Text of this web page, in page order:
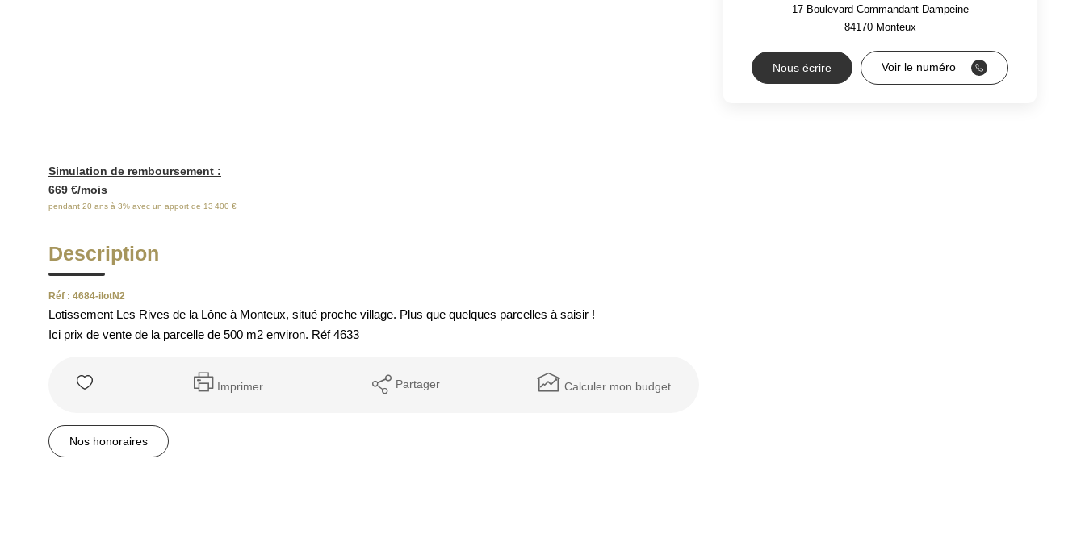
MENTIONS LÉGALES
Simulation de remboursement :
669 €/mois
pendant 20 ans à 3% avec un apport de 13 400 €
Description
Réf : 4684-ilotN2
Lotissement Les Rives de la Lône à Monteux, situé proche village. Plus que quelques parcelles à saisir !
Ici prix de vente de la parcelle de 500 m2 environ. Réf 4633
Imprimer Partager Calculer mon budget
Nos honoraires
17 Boulevard Commandant Dampeine
84170 Monteux
Nous écrire Voir le numéro